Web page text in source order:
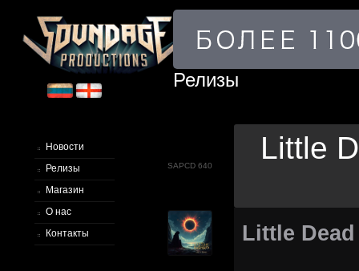
Новости
Релизы
Магазин
О нас
Контакты
Релизы
SAPCD 640
Little
Little